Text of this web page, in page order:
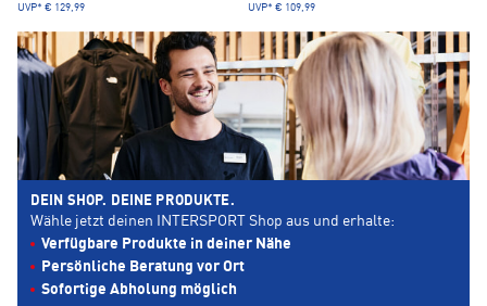
UVP* € 129,99 UVP* € 109,99
DEIN SHOP. DEINE PRODUKTE.
Wähle jetzt deinen INTERSPORT Shop aus und erhalte:
Verfügbare Produkte in deiner Nähe
Persönliche Beratung vor Ort
Sofortige Abholung möglich